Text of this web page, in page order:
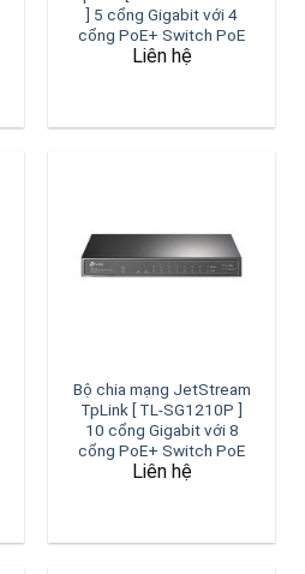
] 5 cổng Gigabit với 4
cổng PoE+ Switch PoE
Liên hệ
Bộ chia mạng JetStream
TpLink [ TL-SG1210P ]
10 cổng Gigabit với 8
cổng PoE+ Switch PoE
Liên hệ